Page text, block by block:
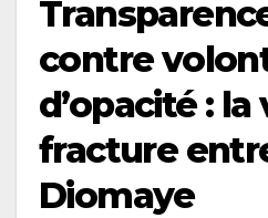
contre
d’opacité : la
fracture
Diomaye